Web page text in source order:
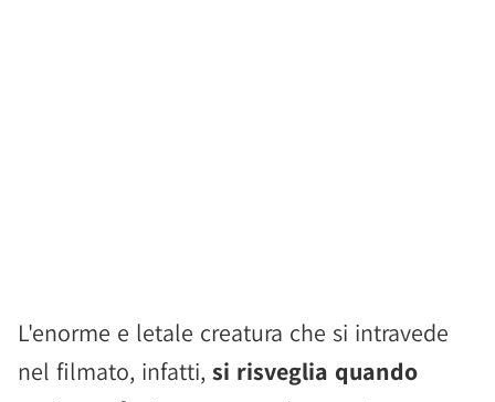
L'enorme e letale creatura che si intravede
nel filmato, infatti, si risveglia quando